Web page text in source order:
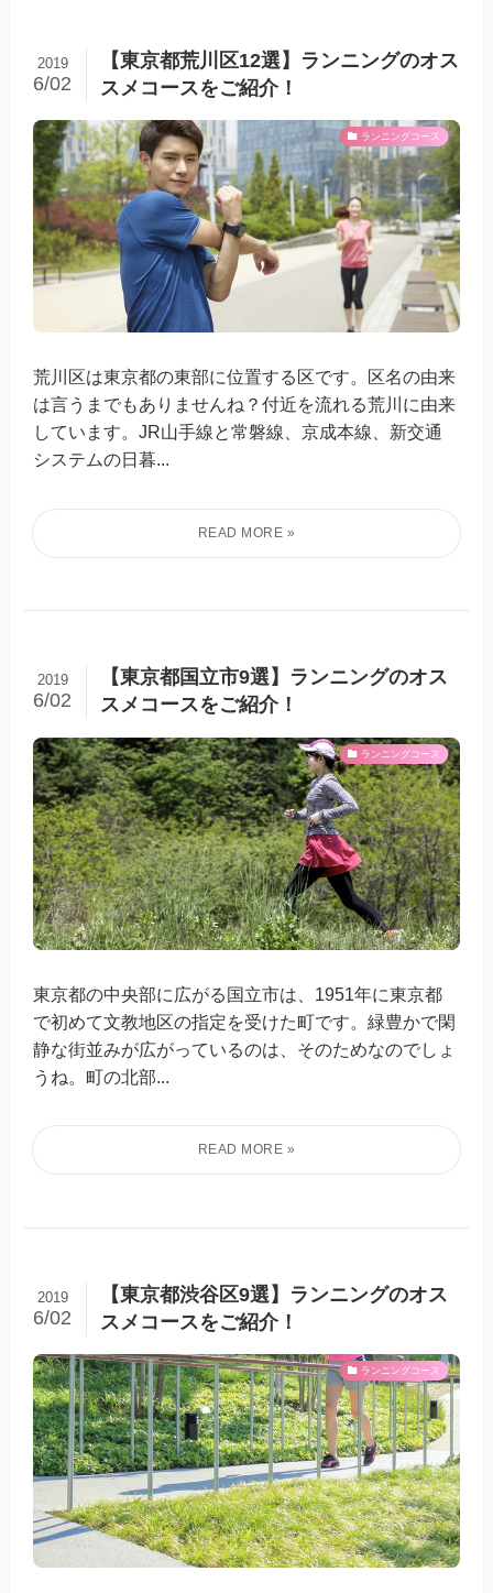
【東京都荒川区12選】ランニングのオス
スメコースをご紹介！
2019
6/02
ランニングコース
荒川区は東京都の東部に位置する区です。区名の由来
は言うまでもありませんね？付近を流れる荒川に由来
しています。JR山手線と常磐線、京成本線、新交通
システムの日暮...
【東京都国立市9選】ランニングのオス
スメコースをご紹介！
2019
6/02
ランニングコース
東京都の中央部に広がる国立市は、1951年に東京都
で初めて文教地区の指定を受けた町です。緑豊かで閑
静な街並みが広がっているのは、そのためなのでしょ
うね。町の北部...
【東京都渋谷区9選】ランニングのオス
スメコースをご紹介！
2019
6/02
ランニングコース